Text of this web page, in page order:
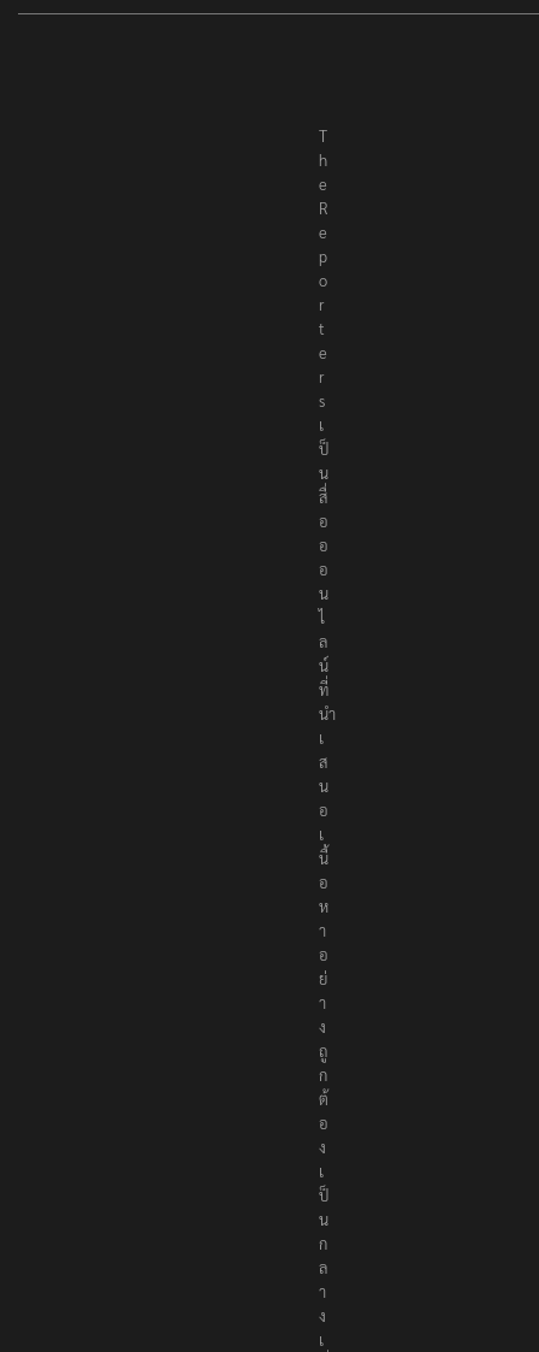
T
h
e
R
e
p
o
r
t
e
r
s
เ
ป็
น
สื่
อ
อ
อ
น
ไ
ล
น์
ที่
นำ
เ
ส
น
อ
เ
นื้
อ
ห
า
อ
ย่
า
ง
ถู
ก
ต้
อ
ง
เ
ป็
น
ก
ล
า
ง
เ